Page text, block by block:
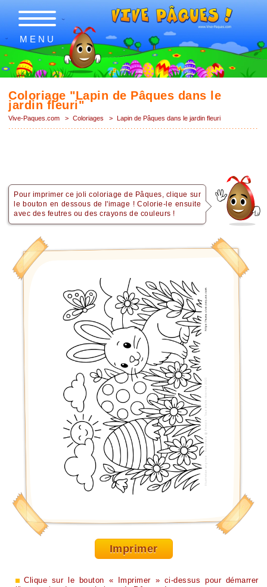
MENU
Coloriage "Lapin de Pâques dans le
jardin fleuri"
Vive-Paques.com > Coloriages > Lapin de Pâques dans le jardin fleuri
Pour imprimer ce joli coloriage de Pâques, clique sur
le bouton en dessous de l'image ! Colorie-le ensuite
avec des feutres ou des crayons de couleurs !
Imprimer
Clique sur le bouton « Imprimer » ci-dessus pour démarrer